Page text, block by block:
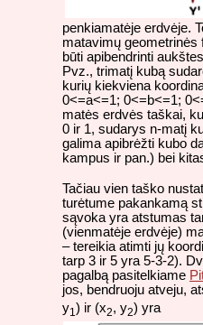
penkiamatėje erdvėje.
matavimų geometrinės
būti apibendrinti
Pvz., trimatį kubą
kurių kiekviena
0<=a<=1; 0<=b<=1;
matės erdvės taškai,
0 ir 1, sudarys n-matį
galima apibrėžti kubo
kampus ir pan.) bei
Tačiau vien taško
turėtume pakankamą
sąvoka yra atstumas
(vienmatėje erdvėje)
– tereikia atimti jų
tarp 3 ir 5 yra 5-3-2).
pagalbą pasitelkiame
jos, bendruoju atveju,
y1) ir (x2, y2) yra